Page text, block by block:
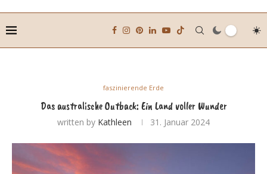
faszinierende Erde
Das australische Outback: Ein Land voller Wunder
written by Kathleen 31. Januar 2024